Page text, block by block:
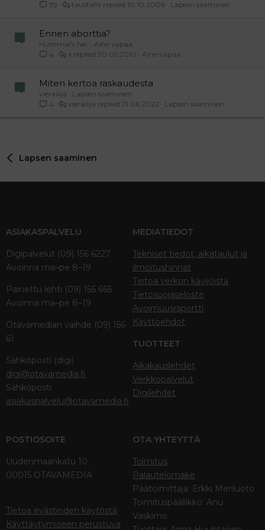
79
Lapsen saaminen
10.10.2006
taustalla
Ennen aborttia?
Hummani hei.
Aihe vapaa
4
Aihe vapaa
30.05.2010
x
Miten kertoa raskaudesta
vierailija
Lapsen saaminen
4
Lapsen saaminen
13.06.2022
vierailija
Lapsen saaminen
ASIAKASPALVELU
Digipalvelut (09) 156 6227
Avoinna ma–pe 8–19
Painettu lehti (09) 156 665
Avoinna ma–pe 8–19
Otavamedian vaihde (09) 156
61
Sähköposti (digi)
digi@otavamedia.fi
Sähköposti
asiakaspalvelu@otavamedia.fi
MEDIATIEDOT
Tekniset tiedot, aikataulut ja
ilmoitushinnat
Tietoa verkon kävijöistä
Tietosuojaseloste
Avoimuusraportti
Käyttöehdot
TUOTTEET
Aikakauslehdet
Verkkopalvelut
Digilehdet
POSTIOSOITE
Uudenmaankatu 10
00015 OTAVAMEDIA
Tietoa evästeiden käytöstä
Käyttäytymiseen perustuva
OTA YHTEYTTÄ
Toimitus
Palautelomake
Päätoimittaja: Erkki Meriluoto
Toimituspäällikkö: Anu
Vaskimo